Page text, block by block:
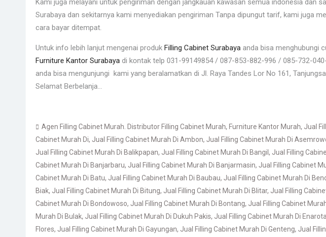
Surabaya dan sekitarnya kami menyediakan pengiriman Tanpa dipungut tarif, kami juga
cara bayar ditempat.
Untuk info lebih lanjut mengenai produk Filling Cabinet Surabaya anda bisa menghubungi
Furniture Kantor Surabaya di kontak telp 031-99149854 / 087-853-882-996 / 085-732-
anda bisa mengunjungi kami yang beralamatkan di Jl. Raya Tandes Lor No 161,
Selamat Berbelanja…
Agen Filling Cabinet Murah. Distributor Filling Cabinet Murah, Furniture Kantor Murah, Jual
Cabinet Murah Di, Jual Filling Cabinet Murah Di Ambon, Jual Filling Cabinet Murah Di
Jual Filling Cabinet Murah Di Balikpapan, Jual Filling Cabinet Murah Di Bangil, Jual Filling
Cabinet Murah Di Banjarbaru, Jual Filling Cabinet Murah Di Banjarmasin, Jual Filling Cabinet
Cabinet Murah Di Batu, Jual Filling Cabinet Murah Di Baubau, Jual Filling Cabinet Murah Di
Biak, Jual Filling Cabinet Murah Di Bitung, Jual Filling Cabinet Murah Di Blitar, Jual Filling
Cabinet Murah Di Bondowoso, Jual Filling Cabinet Murah Di Bontang, Jual Filling Cabinet
Murah Di Bulak, Jual Filling Cabinet Murah Di Dukuh Pakis, Jual Filling Cabinet Murah Di
Flores, Jual Filling Cabinet Murah Di Gayungan, Jual Filling Cabinet Murah Di Genteng, Jual